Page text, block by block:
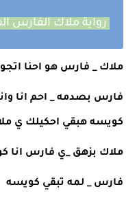
رواية ملاك الفارس
ملاك _ فارس هو احنا
كويسه هبقي احكيلك ي
ملاك بزهق _ي فارس انا
فارس _ لمه تبقي كويسه